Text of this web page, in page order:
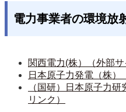
電力事業者の環境放
関西電力(株）（外部サ
日本原子力発電（株）
（国研）日本原子力
リンク）